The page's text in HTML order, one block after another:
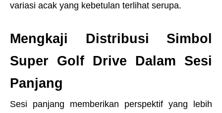
variasi acak yang kebetulan terlihat serupa.
Mengkaji Distribusi Simbol
Super Golf Drive Dalam Sesi
Panjang
Sesi panjang memberikan perspektif yang lebih